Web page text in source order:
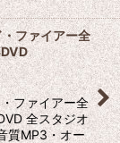
ファイアー全
ファイアー全
全スタジオ
質MP3・オー